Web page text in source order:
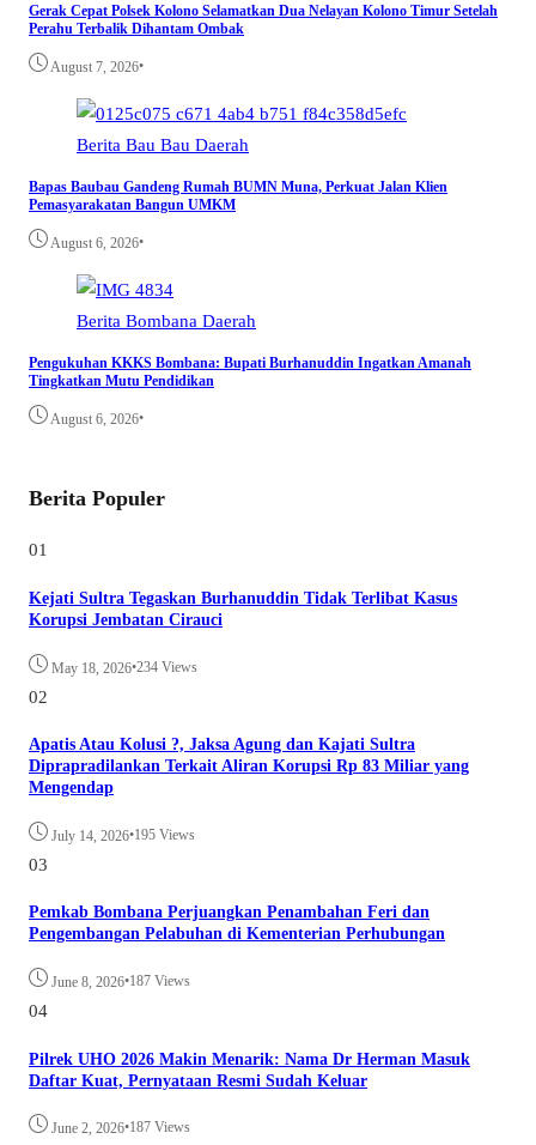
Gerak Cepat Polsek Kolono Selamatkan Dua Nelayan Kolono Timur Setelah
Perahu Terbalik Dihantam Ombak
August 7, 2026•
Berita Bau Bau Daerah
Bapas Baubau Gandeng Rumah BUMN Muna, Perkuat Jalan Klien
Pemasyarakatan Bangun UMKM
August 6, 2026•
Berita Bombana Daerah
Pengukuhan KKKS Bombana: Bupati Burhanuddin Ingatkan Amanah
Tingkatkan Mutu Pendidikan
August 6, 2026•
Berita Populer
01
Kejati Sultra Tegaskan Burhanuddin Tidak Terlibat Kasus
Korupsi Jembatan Cirauci
May 18, 2026•234 Views
02
Apatis Atau Kolusi ?, Jaksa Agung dan Kajati Sultra
Diprapradilankan Terkait Aliran Korupsi Rp 83 Miliar yang
Mengendap
July 14, 2026•195 Views
03
Pemkab Bombana Perjuangkan Penambahan Feri dan
Pengembangan Pelabuhan di Kementerian Perhubungan
June 8, 2026•187 Views
04
Pilrek UHO 2026 Makin Menarik: Nama Dr Herman Masuk
Daftar Kuat, Pernyataan Resmi Sudah Keluar
June 2, 2026•187 Views